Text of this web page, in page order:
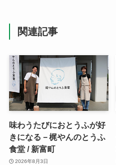
関連記事
味わうたびにおとうふが好
きになる－梶やんのとうふ
食堂 / 新富町
2026年8月3日